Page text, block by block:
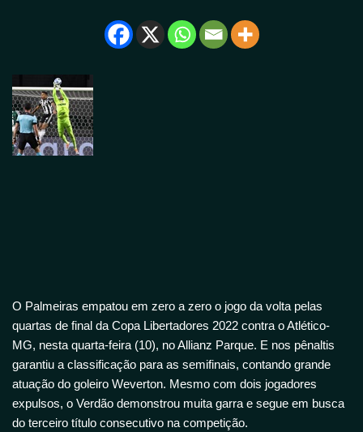
O Palmeiras empatou em zero a zero o jogo da volta pelas
quartas de final da Copa Libertadores 2022 contra o Atlético-
MG, nesta quarta-feira (10), no Allianz Parque. E nos pênaltis
garantiu a classificação para as semifinais, contando grande
atuação do goleiro Weverton. Mesmo com dois jogadores
expulsos, o Verdão demonstrou muita garra e segue em busca
do terceiro título consecutivo na competição.